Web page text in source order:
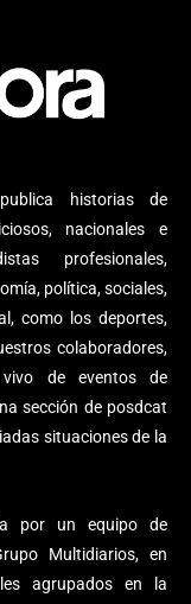
historias de
nacionales e
profesionales,
política, sociales,
como los deportes,
colaboradores,
de eventos de
sección de posdcat
situaciones de la
por un equipo de
Multidiarios, en
agrupados en la